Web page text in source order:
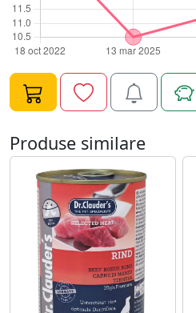
Produse similare